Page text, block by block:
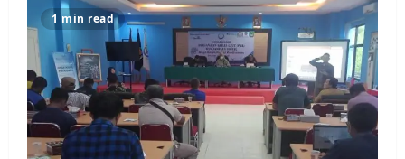
1 min read